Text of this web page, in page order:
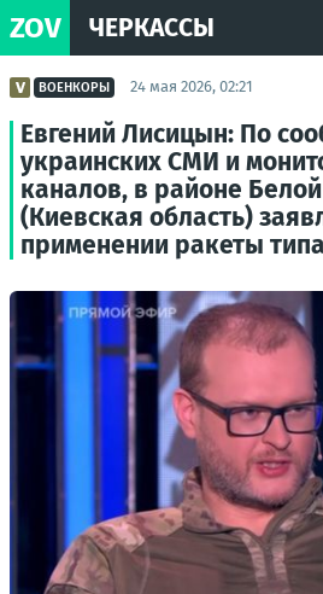
ZOV ЧЕРКАССЫ
ВОЕНКОРЫ 24 мая 2026, 02:21
Евгений Лисицын: По
украинских СМИ и
каналов, в районе
(Киевская область)
применении ракеты